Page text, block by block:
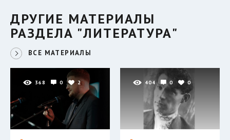
ДРУГИЕ МАТЕРИАЛЫ
РАЗДЕЛА "ЛИТЕРАТУРА"
ВСЕ МАТЕРИАЛЫ
368 0 2 404 0 0